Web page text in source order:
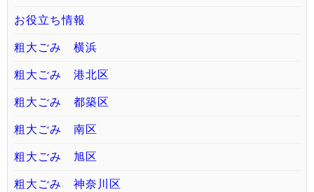
お役立ち情報
粗大ごみ 横浜
粗大ごみ 港北区
粗大ごみ 都築区
粗大ごみ 南区
粗大ごみ 旭区
粗大ごみ 神奈川区